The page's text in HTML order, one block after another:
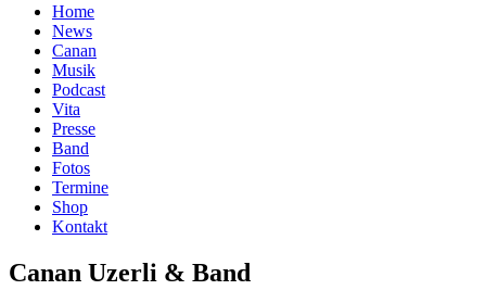
Home
News
Canan
Musik
Podcast
Vita
Presse
Band
Fotos
Termine
Shop
Kontakt
Canan Uzerli & Band